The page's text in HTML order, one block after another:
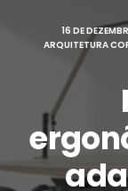
SOLUÇÕES
PROJETOS
BLOG
CONTATO
16 DE
ARQUITETURA